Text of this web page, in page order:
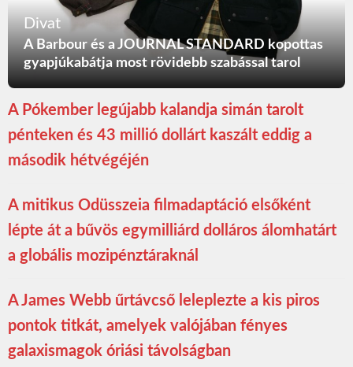
Divat
A Barbour és a JOURNAL STANDARD kopottas
gyapjúkabátja most rövidebb szabással tarol
A Pókember legújabb kalandja simán tarolt
pénteken és 43 millió dollárt kaszált eddig a
második hétvégéjén
A mitikus Odüsszeia filmadaptáció elsőként
lépte át a bűvös egymilliárd dolláros álomhatárt
a globális mozipénztáraknál
A James Webb űrtávcső leleplezte a kis piros
pontok titkát, amelyek valójában fényes
galaxismagok óriási távolságban